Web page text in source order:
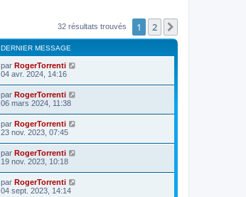
32 résultats trouvés 1 2
DERNIER MESSAGE
par RogerTorrenti
04 avr. 2024, 14:16
par RogerTorrenti
06 mars 2024, 11:38
par RogerTorrenti
23 nov. 2023, 07:45
par RogerTorrenti
19 nov. 2023, 10:18
par RogerTorrenti
04 sept. 2023, 14:14